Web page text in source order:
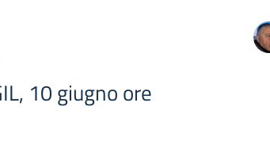
10 giugno ore